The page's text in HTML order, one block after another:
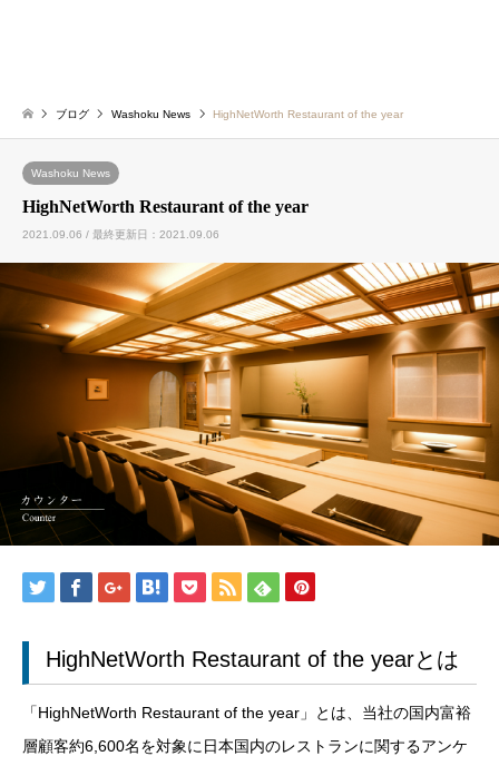
ブログ Washoku News HighNetWorth Restaurant of the year
Washoku News
HighNetWorth Restaurant of the year
2021.09.06 / 最終更新日：2021.09.06
HighNetWorth Restaurant of the yearとは
「HighNetWorth Restaurant of the year」とは、当社の国内富裕
層顧客約6,600名を対象に日本国内のレストランに関するアンケ